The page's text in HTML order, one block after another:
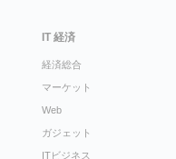
IT 経済
経済総合
マーケット
Web
ガジェット
ITビジネス